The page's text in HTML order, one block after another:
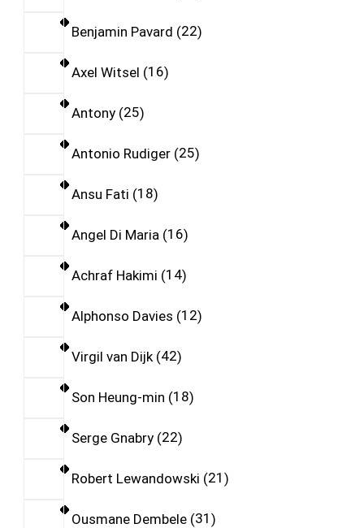
Benjamin Pavard 22
Axel Witsel 16
Antony 25
Antonio Rudiger 25
Ansu Fati 18
Angel Di Maria 16
Achraf Hakimi 14
Alphonso Davies 12
Virgil van Dijk 42
Son Heung-min 18
Serge Gnabry 22
Robert Lewandowski 21
Ousmane Dembele 31